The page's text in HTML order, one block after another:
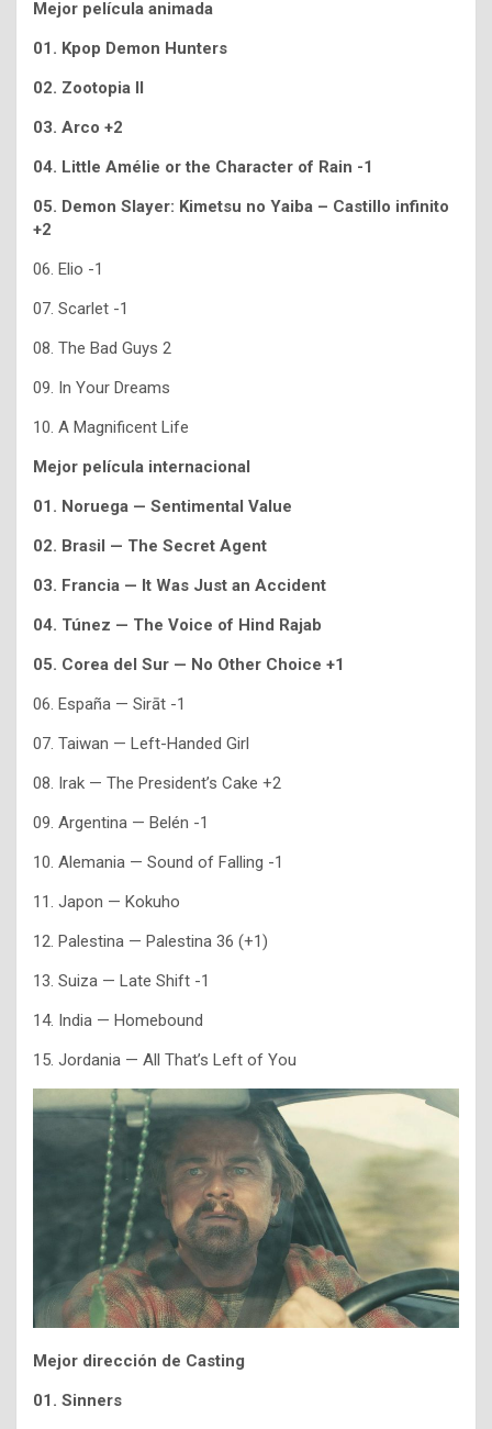
Mejor película animada
01. Kpop Demon Hunters
02. Zootopia II
03. Arco +2
04. Little Amélie or the Character of Rain -1
05. Demon Slayer: Kimetsu no Yaiba – Castillo infinito
+2
06. Elio -1
07. Scarlet -1
08. The Bad Guys 2
09. In Your Dreams
10. A Magnificent Life
Mejor película internacional
01. Noruega — Sentimental Value
02. Brasil — The Secret Agent
03. Francia — It Was Just an Accident
04. Túnez — The Voice of Hind Rajab
05. Corea del Sur — No Other Choice +1
06. España — Sirāt -1
07. Taiwan — Left-Handed Girl
08. Irak — The President’s Cake +2
09. Argentina — Belén -1
10. Alemania — Sound of Falling -1
11. Japon — Kokuho
12. Palestina — Palestina 36 (+1)
13. Suiza — Late Shift -1
14. India — Homebound
15. Jordania — All That’s Left of You
Mejor dirección de Casting
01. Sinners